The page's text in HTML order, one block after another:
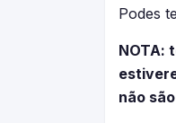
Podes
NOTA:
não